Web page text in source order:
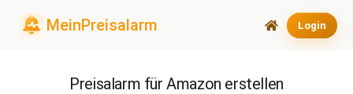
Login
Preisalarm für Amazon erstellen